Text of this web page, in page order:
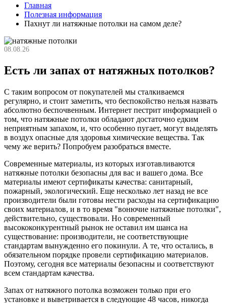
Главная
Полезная информация
Пахнут ли натяжные потолки на самом деле?
08.08.26
Есть ли запах от натяжных потолков?
С таким вопросом от покупателей мы сталкиваемся
регулярно, и стоит заметить, что беспокойство нельзя назвать
абсолютно беспочвенным. Интернет пестрит информацией о
том, что натяжные потолки обладают достаточно едким
неприятным запахом, и, что особенно пугает, могут выделять
в воздух опасные для здоровья химические вещества. Так
чему же верить? Попробуем разобраться вместе.
Современные материалы, из которых изготавливаются
натяжные потолки безопасны для вас и вашего дома. Все
материалы имеют сертификаты качества: санитарный,
пожарный, экологический. Еще несколько лет назад не все
производители были готовы нести расходы на сертификацию
своих материалов, и в то время "вонючие натяжные потолки",
действительно, существовали. Но современный
высококонкурентный рынок не оставил им шанса на
существование: производители, не соответствующие
стандартам вынужденно его покинули. А те, что остались, в
обязательном порядке провели сертификацию материалов.
Поэтому, сегодня все материалы безопасны и соответствуют
всем стандартам качества.
Запах от натяжного потолка возможен только при его
установке и выветривается в следующие 48 часов, никогда